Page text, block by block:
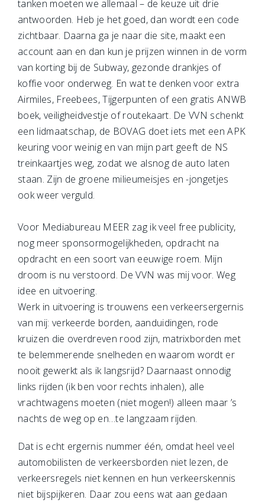
tanken moeten we allemaal – de keuze uit drie
antwoorden. Heb je het goed, dan wordt een code
zichtbaar. Daarna ga je naar die site, maakt een
account aan en dan kun je prijzen winnen in de vorm
van korting bij de Subway, gezonde drankjes of
koffie voor onderweg. En wat te denken voor extra
Airmiles, Freebees, Tijgerpunten of een gratis ANWB
boek, veiligheidvestje of routekaart. De VVN schenkt
een lidmaatschap, de BOVAG doet iets met een APK
keuring voor weinig en van mijn part geeft de NS
treinkaartjes weg, zodat we alsnog de auto laten
staan. Zijn de groene milieumeisjes en -jongetjes
ook weer verguld.
Voor Mediabureau MEER zag ik veel free publicity,
nog meer sponsormogelijkheden, opdracht na
opdracht en een soort van eeuwige roem. Mijn
droom is nu verstoord. De VVN was mij voor. Weg
idee en uitvoering.
Werk in uitvoering is trouwens een verkeersergernis
van mij: verkeerde borden, aanduidingen, rode
kruizen die overdreven rood zijn, matrixborden met
te belemmerende snelheden en waarom wordt er
nooit gewerkt als ik langsrijd? Daarnaast onnodig
links rijden (ik ben voor rechts inhalen), alle
vrachtwagens moeten (niet mogen!) alleen maar ’s
nachts de weg op en…te langzaam rijden.
Dat is echt ergernis nummer één, omdat heel veel
automobilisten de verkeersborden niet lezen, de
verkeersregels niet kennen en hun verkeerskennis
niet bijspijkeren. Daar zou eens wat aan gedaan